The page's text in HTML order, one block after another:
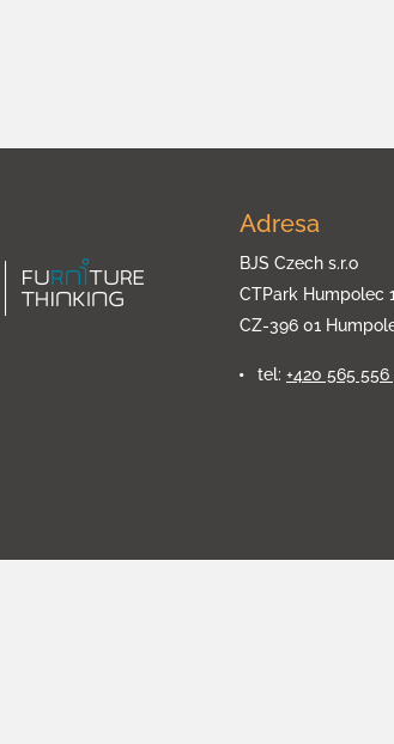
Adresa
BJS Czech s.r.o
CTPark Humpolec
CZ-396 01
tel: +420 565